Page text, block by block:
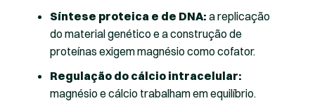
Síntese proteica e de DNA: a replicação
do material genético e a construção de
proteínas exigem magnésio como cofator.
Regulação do cálcio intracelular:
magnésio e cálcio trabalham em equilíbrio.